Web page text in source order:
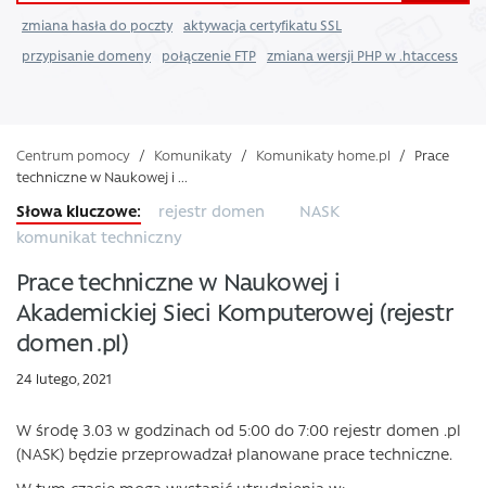
zmiana hasła do poczty
aktywacja certyfikatu SSL
przypisanie domeny
połączenie FTP zmiana wersji PHP w .htaccess
Centrum pomocy / Komunikaty / Komunikaty home.pl / Prace
techniczne w Naukowej i ...
rejestr domen
NASK
komunikat techniczny
Prace techniczne w Naukowej i
Akademickiej Sieci Komputerowej (rejestr
domen .pl)
24 lutego, 2021
W środę 3.03 w godzinach od 5:00 do 7:00 rejestr domen .pl
(NASK) będzie przeprowadzał planowane prace techniczne.